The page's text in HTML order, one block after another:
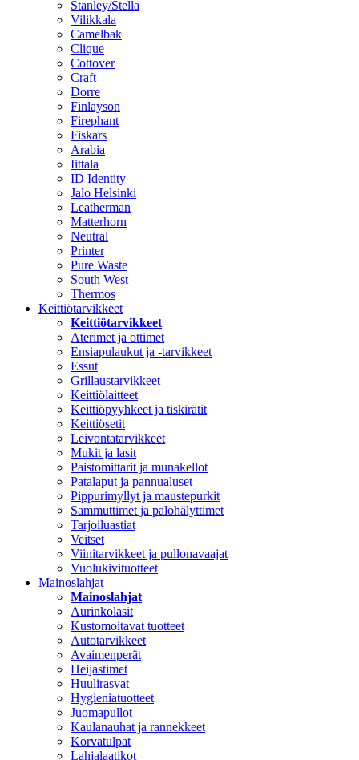
Stanley/Stella
Vilikkala
Camelbak
Clique
Cottover
Craft
Dorre
Finlayson
Firephant
Fiskars
Arabia
Iittala
ID Identity
Jalo Helsinki
Leatherman
Matterhorn
Neutral
Printer
Pure Waste
South West
Thermos
Keittiötarvikkeet
Keittiötarvikkeet
Aterimet ja ottimet
Ensiapulaukut ja -tarvikkeet
Essut
Grillaustarvikkeet
Keittiölaitteet
Keittiöpyyhkeet ja tiskirätit
Keittiösetit
Leivontatarvikkeet
Mukit ja lasit
Paistomittarit ja munakellot
Patalaput ja pannualuset
Pippurimyllyt ja maustepurkit
Sammuttimet ja palohälyttimet
Tarjoiluastiat
Veitset
Viinitarvikkeet ja pullonavaajat
Vuolukivituotteet
Mainoslahjat
Mainoslahjat
Aurinkolasit
Kustomoitavat tuotteet
Autotarvikkeet
Avaimenperät
Heijastimet
Huulirasvat
Hygieniatuotteet
Juomapullot
Kaulanauhat ja rannekkeet
Korvatulpat
Lahjalaatikot